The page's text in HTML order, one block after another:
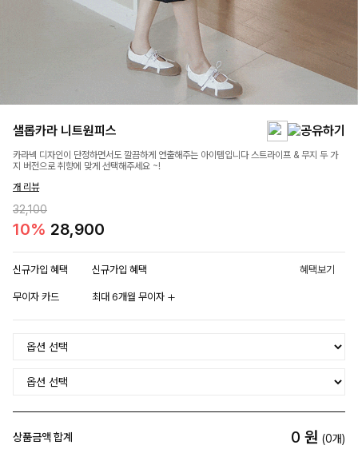
샐롭카라 니트원피스
카라넥 디자인이 단정하면서도 깔끔하게 연출해주는 아이템입니다 스트라이프 & 무지 두 가
지 버전으로 취향에 맞게 선택해주세요 ~!
개 리뷰
32,100
10% 28,900
신규가입 혜택 신규가입 혜택 혜택보기
무이자 카드 최대 6개월 무이자
상품금액 합계 0 원 (0개)